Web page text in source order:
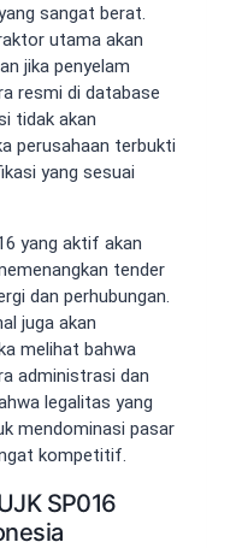
sangat berat.
utama akan
jika penyelam
resmi di database
tidak akan
perusahaan terbukti
yang sesuai
yang aktif akan
tender
dan perhubungan.
juga akan
melihat bahwa
administrasi dan
legalitas yang
mendominasi pasar
kompetitif.
SP016